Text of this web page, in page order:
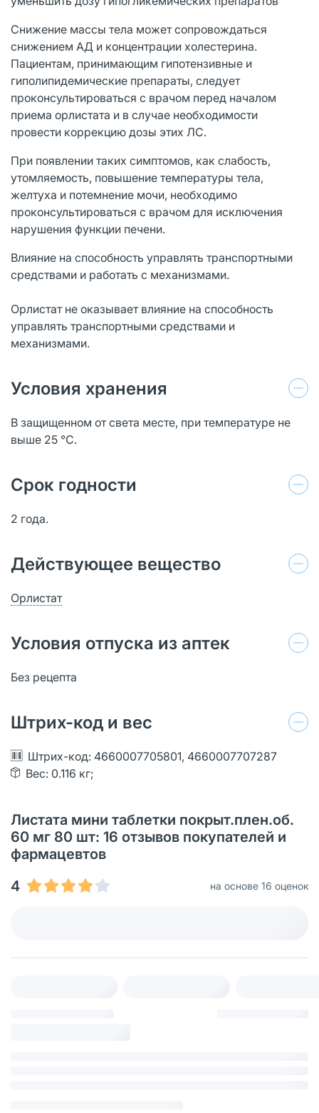
Снижение массы тела может сопровождаться
снижением АД и концентрации холестерина.
Пациентам, принимающим гипотензивные и
гиполипидемические препараты, следует
проконсультироваться с врачом перед началом
приема орлистата и в случае необходимости
провести коррекцию дозы этих ЛС.
При появлении таких симптомов, как слабость,
утомляемость, повышение температуры тела,
желтуха и потемнение мочи, необходимо
проконсультироваться с врачом для исключения
нарушения функции печени.
Влияние на способность управлять транспортными
средствами и работать с механизмами.
Орлистат не оказывает влияние на способность
управлять транспортными средствами и
механизмами.
Условия хранения
В защищенном от света месте, при температуре не
выше 25 °C.
Срок годности
2 года.
Действующее вещество
Орлистат
Условия отпуска из аптек
Без рецепта
Штрих-код и вес
Штрих-код: 4660007705801, 4660007707287
Вес: 0.116 кг;
Листата мини таблетки покрыт.плен.об.
60 мг 80 шт: 16 отзывов покупателей и
фармацевтов
4
на основе 16 оценок